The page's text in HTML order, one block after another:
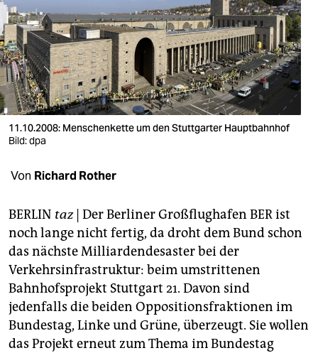
nord
wahrheit
verlag
verlag
veranstaltungen
shop
unterstützen
abo
genossenschaft
epaper login
11.10.2008: Menschenkette um den Stuttgarter Hauptbahnhof
Bild: dpa
Von Richard Rother
BERLIN taz| Der Berliner Großflughafen BER ist
noch lange nicht fertig, da droht dem Bund schon
das nächste Milliardendesaster bei der
Verkehrsinfrastruktur: beim umstrittenen
Bahnhofsprojekt Stuttgart 21. Davon sind
jedenfalls die beiden Oppositionsfraktionen im
Bundestag, Linke und Grüne, überzeugt. Sie wollen
das Projekt erneut zum Thema im Bundestag